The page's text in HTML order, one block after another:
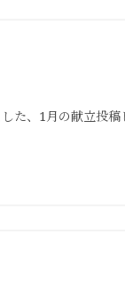
た、1月の献立投